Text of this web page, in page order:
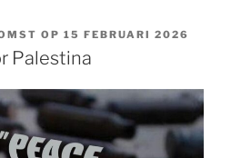
OP 15 FEBRUARI 2026
Palestina